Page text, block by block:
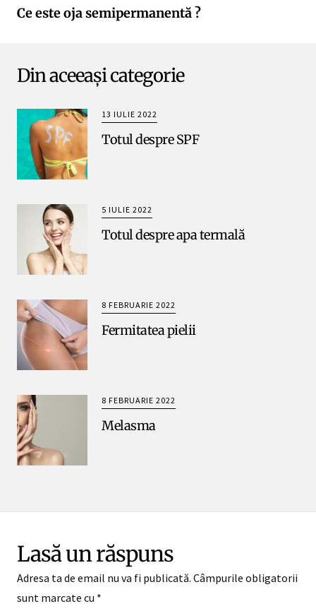
Ce este oja semipermanentă ?
Din aceeași categorie
13 IULIE 2022
Totul despre SPF
5 IULIE 2022
Totul despre apa termală
8 FEBRUARIE 2022
Fermitatea pielii
8 FEBRUARIE 2022
Melasma
Lasă un răspuns
Adresa ta de email nu va fi publicată. Câmpurile obligatorii
sunt marcate cu *